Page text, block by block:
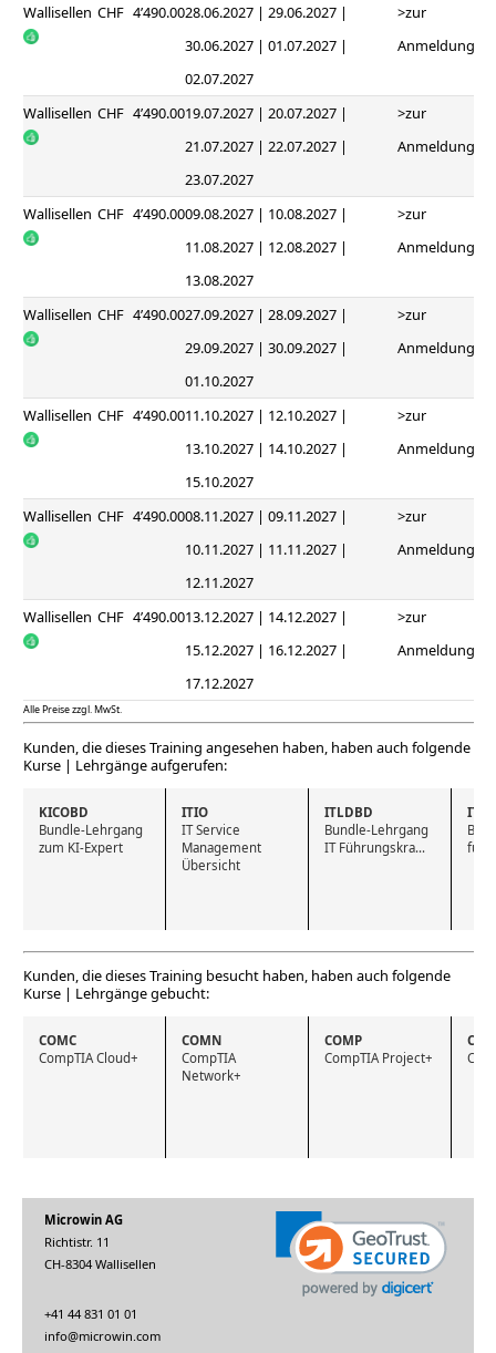
Wallisellen CHF 4’490.0028.06.2027 | 29.06.2027 |
30.06.2027 | 01.07.2027 |
02.07.2027
>zur
Anmeldung
Wallisellen CHF 4’490.0019.07.2027 | 20.07.2027 |
21.07.2027 | 22.07.2027 |
23.07.2027
>zur
Anmeldung
Wallisellen CHF 4’490.0009.08.2027 | 10.08.2027 |
11.08.2027 | 12.08.2027 |
13.08.2027
>zur
Anmeldung
Wallisellen CHF 4’490.0027.09.2027 | 28.09.2027 |
29.09.2027 | 30.09.2027 |
01.10.2027
>zur
Anmeldung
Wallisellen CHF 4’490.0011.10.2027 | 12.10.2027 |
13.10.2027 | 14.10.2027 |
15.10.2027
>zur
Anmeldung
Wallisellen CHF 4’490.0008.11.2027 | 09.11.2027 |
10.11.2027 | 11.11.2027 |
12.11.2027
>zur
Anmeldung
Wallisellen CHF 4’490.0013.12.2027 | 14.12.2027 |
15.12.2027 | 16.12.2027 |
17.12.2027
>zur
Anmeldung
Alle Preise zzgl. MwSt.
Kunden, die dieses Training angesehen haben, haben auch folgende
Kurse | Lehrgänge aufgerufen:
KICOBD
Bundle-Lehrgang
zum KI-Expert
ITIO
IT Service
Management
Übersicht
ITLDBD
Bundle-Lehrgang
IT Führungskra...
für
Kunden, die dieses Training besucht haben, haben auch folgende
Kurse | Lehrgänge gebucht:
COMC
CompTIA Cloud+
COMN
CompTIA
Network+
COMP
CompTIA Project+
Microwin AG
Richtistr. 11
CH-8304 Wallisellen
+41 44 831 01 01
info@microwin.com